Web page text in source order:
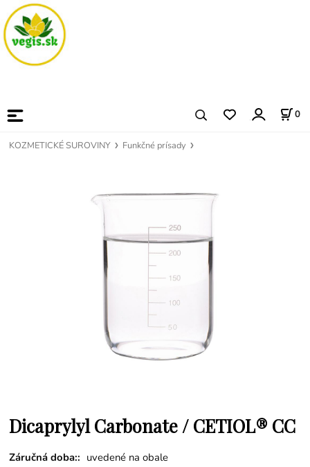
0
KOZMETICKÉ SUROVINY Funkčné prísady
Dicaprylyl Carbonate / CETIOL® CC
Záručná doba:: uvedené na obale